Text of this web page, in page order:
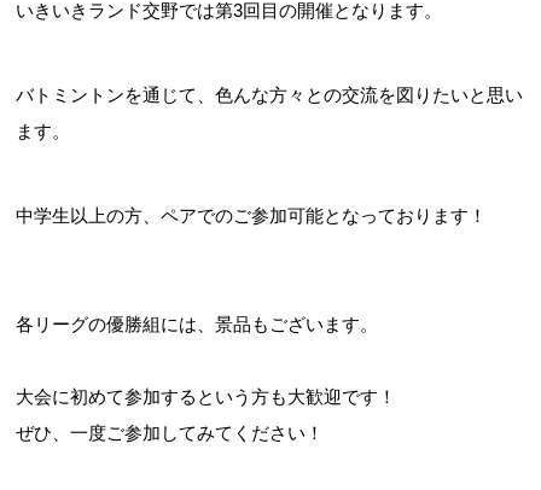
いきいきランド交野では第3回目の開催となります。
バトミントンを通じて、色んな方々との交流を図りたいと思い
ます。
中学生以上の方、ペアでのご参加可能となっております！
各リーグの優勝組には、景品もございます。
大会に初めて参加するという方も大歓迎です！
ぜひ、一度ご参加してみてください！